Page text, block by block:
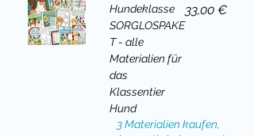
Hundeklasse
SORGLOSPAKE
T - alle
Materialien für
das
Klassentier
Hund
Preis
33,00 €
3 Materialien kaufen,